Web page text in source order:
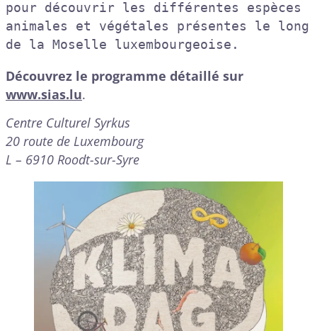
pour découvrir les différentes espèces
animales et végétales présentes le long
de la Moselle luxembourgeoise.
Découvrez le programme détaillé sur
www.sias.lu.
Centre Culturel Syrkus
20 route de Luxembourg
L – 6910 Roodt-sur-Syre